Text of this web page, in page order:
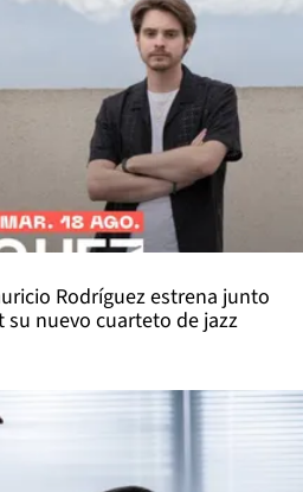
Rodríguez estrena junto
su nuevo cuarteto de jazz